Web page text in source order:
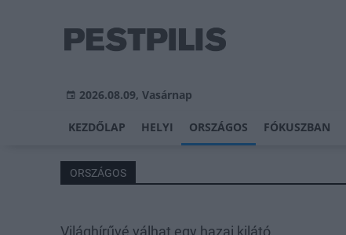
2026.08.09, Vasárnap
KEZDŐLAP HELYI ORSZÁGOS FÓKUSZBAN
ORSZÁGOS
Világhírűvé válhat egy hazai kilátó